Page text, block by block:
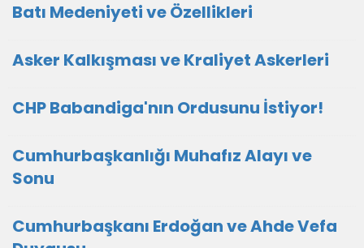
Batı Medeniyeti ve Özellikleri
Asker Kalkışması ve Kraliyet Askerleri
CHP Babandiga'nın Ordusunu İstiyor!
Cumhurbaşkanlığı Muhafız Alayı ve
Sonu
Cumhurbaşkanı Erdoğan ve Ahde Vefa